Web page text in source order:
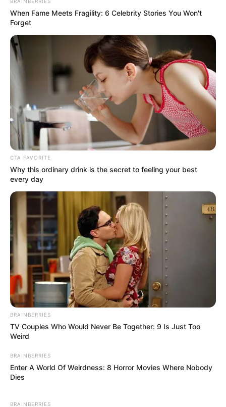
When Fame Meets Fragility: 6 Celebrity Stories You Won't
Forget
CTA FAVORITE
Why this ordinary drink is the secret to feeling your best
every day
BRAINBERRIES
TV Couples Who Would Never Be Together: 9 Is Just Too
Weird
BRAINBERRIES
Enter A World Of Weirdness: 8 Horror Movies Where Nobody
Dies
BRAINBERRIES